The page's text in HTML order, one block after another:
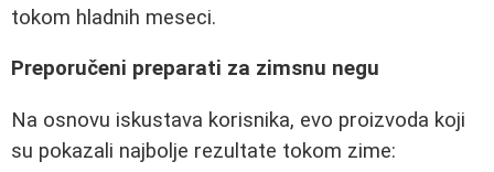
tokom hladnih meseci.
Preporučeni preparati za zimsnu negu
Na osnovu iskustava korisnika, evo proizvoda koji
su pokazali najbolje rezultate tokom zime: